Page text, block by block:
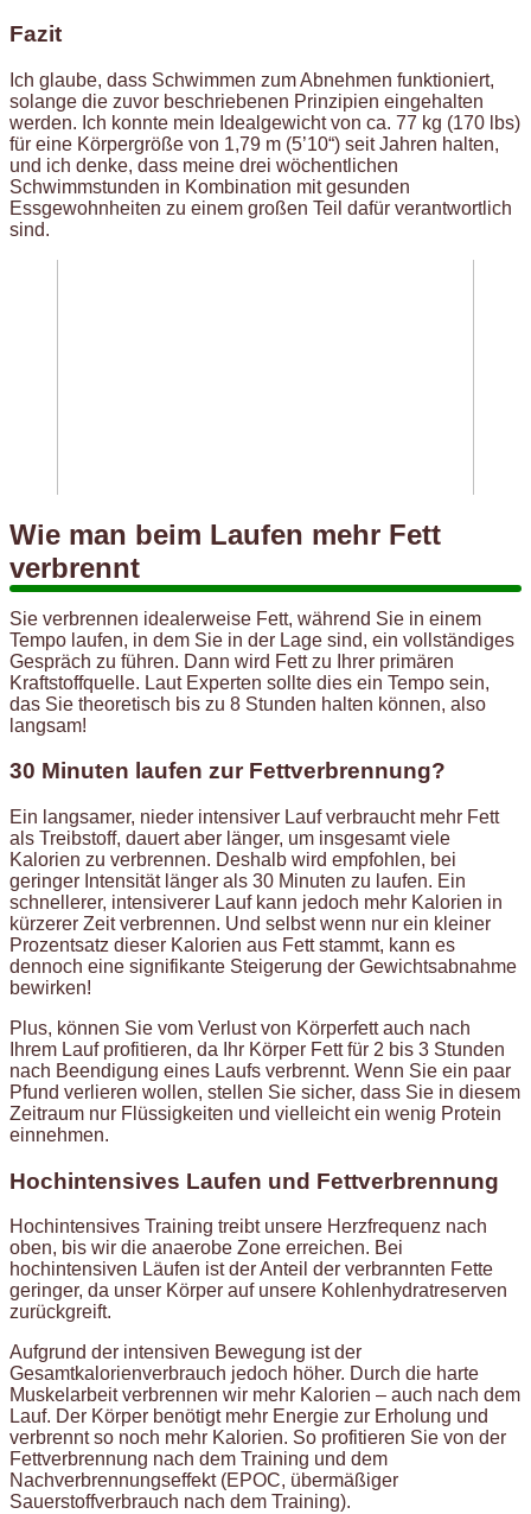
Fazit
Ich glaube, dass Schwimmen zum Abnehmen funktioniert,
solange die zuvor beschriebenen Prinzipien eingehalten
werden. Ich konnte mein Idealgewicht von ca. 77 kg (170 lbs)
für eine Körpergröße von 1,79 m (5’10“) seit Jahren halten,
und ich denke, dass meine drei wöchentlichen
Schwimmstunden in Kombination mit gesunden
Essgewohnheiten zu einem großen Teil dafür verantwortlich
sind.
Wie man beim Laufen mehr Fett
verbrennt
Sie verbrennen idealerweise Fett, während Sie in einem
Tempo laufen, in dem Sie in der Lage sind, ein vollständiges
Gespräch zu führen. Dann wird Fett zu Ihrer primären
Kraftstoffquelle. Laut Experten sollte dies ein Tempo sein,
das Sie theoretisch bis zu 8 Stunden halten können, also
langsam!
30 Minuten laufen zur Fettverbrennung?
Ein langsamer, nieder intensiver Lauf verbraucht mehr Fett
als Treibstoff, dauert aber länger, um insgesamt viele
Kalorien zu verbrennen. Deshalb wird empfohlen, bei
geringer Intensität länger als 30 Minuten zu laufen. Ein
schnellerer, intensiverer Lauf kann jedoch mehr Kalorien in
kürzerer Zeit verbrennen. Und selbst wenn nur ein kleiner
Prozentsatz dieser Kalorien aus Fett stammt, kann es
dennoch eine signifikante Steigerung der Gewichtsabnahme
bewirken!
Plus, können Sie vom Verlust von Körperfett auch nach
Ihrem Lauf profitieren, da Ihr Körper Fett für 2 bis 3 Stunden
nach Beendigung eines Laufs verbrennt. Wenn Sie ein paar
Pfund verlieren wollen, stellen Sie sicher, dass Sie in diesem
Zeitraum nur Flüssigkeiten und vielleicht ein wenig Protein
einnehmen.
Hochintensives Laufen und Fettverbrennung
Hochintensives Training treibt unsere Herzfrequenz nach
oben, bis wir die anaerobe Zone erreichen. Bei
hochintensiven Läufen ist der Anteil der verbrannten Fette
geringer, da unser Körper auf unsere Kohlenhydratreserven
zurückgreift.
Aufgrund der intensiven Bewegung ist der
Gesamtkalorienverbrauch jedoch höher. Durch die harte
Muskelarbeit verbrennen wir mehr Kalorien – auch nach dem
Lauf. Der Körper benötigt mehr Energie zur Erholung und
verbrennt so noch mehr Kalorien. So profitieren Sie von der
Fettverbrennung nach dem Training und dem
Nachverbrennungseffekt (EPOC, übermäßiger
Sauerstoffverbrauch nach dem Training).